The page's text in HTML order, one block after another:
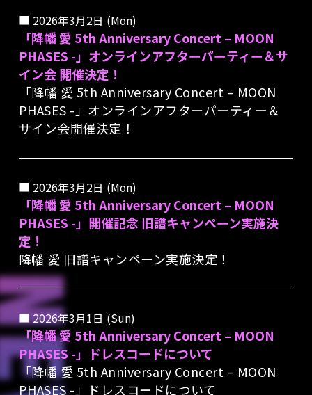
2026年3月2日 (Mon)
「降幡 愛 5th Anniversary Concert – MOON
PHASES -」オンラインアフターパーティー＆サ
イン会 開催決定！
「降幡 愛 5th Anniversary Concert – MOON
PHASES -」オンラインアフターパーティー＆
サイン会開催決定！
2026年3月2日 (Mon)
「降幡 愛 5th Anniversary Concert – MOON
PHASES -」開催記念 旧譜キャンペーン実施決
定！
降幡 愛 旧譜キャンペーン実施決定！
2026年3月1日 (Sun)
「降幡 愛 5th Anniversary Concert – MOON
PHASES -」ドレスコードについて
「降幡 愛 5th Anniversary Concert – MOON
PHASES -」ドレスコードについて